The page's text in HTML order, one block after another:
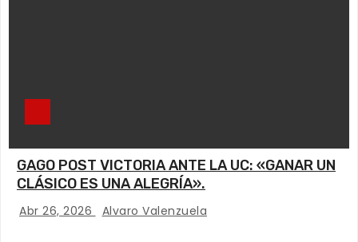
GAGO POST VICTORIA ANTE LA UC: «GANAR UN
CLÁSICO ES UNA ALEGRÍA».
Abr 26, 2026 Alvaro Valenzuela